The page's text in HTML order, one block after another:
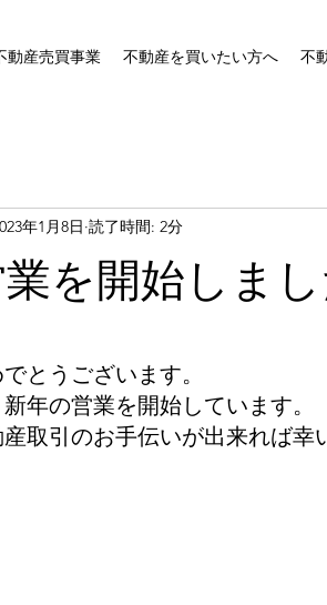
動産売買事業 不動産を買いたい方へ 不
を開始しま
年1月8日 読了時間: 2分
とうございます。
年の営業を開始しています。
取引のお手伝いが出来れば幸